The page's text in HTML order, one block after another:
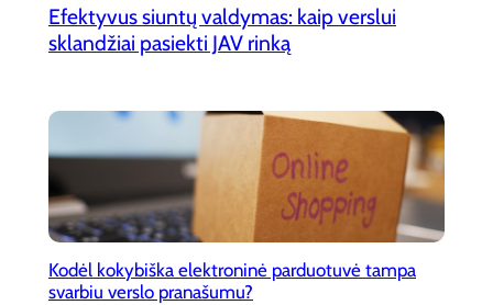
Efektyvus siuntų valdymas: kaip verslui
sklandžiai pasiekti JAV rinką
Kodėl kokybiška elektroninė parduotuvė tampa
svarbiu verslo pranašumu?